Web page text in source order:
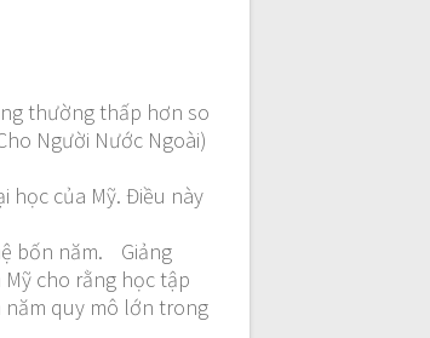
thường thấp hơn so
Người Nước Ngoài)
học của Mỹ. Điều này
bốn năm. Giảng
cho rằng học tập
năm quy mô lớn trong